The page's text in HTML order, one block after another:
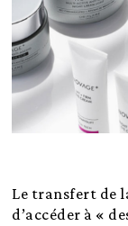
Le transfert de
d’accéder à «